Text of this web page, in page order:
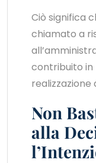
Ciò significa
chiamato a
contribuito
realizzazione
Non
alla